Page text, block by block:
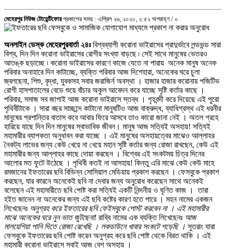
মেহেরপুর নিউজ টোয়েন্টিফোর প্রকাশের সময় : এপ্রিল ২৬, ২০২০, ২:৫২ অপরাহ্ণ / ০
অনলাইন ডেস্ক মেহেরপুরবার্তা ২৪ঃবিশ্বব্যাপী করোনা ভাইরাসের প্রাদুর্ভাবে লন্ডভন্ড সারা
বিশ্ব, দিন দিন করোনা ভাইরাসের রোগীর সংখ্যা বাড়ছে ৷ সেই সাথে মানুষের ভেতরও
আতঙ্ক ছড়াচ্ছে ৷ করোনা ভাইরাসের কারণে কাজে যেতে না পারায় অনেক মানুষ অনেক
পরিবার অনাহারে দিন কাটাচ্ছে, ব্যক্তি পরিবার আজ দিশেহারা, অনেকের ঘরে চুলা
জ্বলছেনা, শিশু, বৃদ্ধা, যুবকসহ সবার জরাজির্ন অবস্থা । হাজার হাজার করোনায় পজিটিভ
রোগী হাসপাতালের বেডে শুয়ে বাঁচার অকুল আবেদন করে যাচ্ছে সৃষ্টি কর্তার কাছে ।
পরিবার, সমাজ সব জাগাই আজ করোনা ভাইরাসে স্তব্ধ । গৃহবন্দী করে দিয়েছে এই পুরো
পৃথিবীটাকে । সারা বছর সাচ্ছন্দে কাটানো মানুষটিও আজ বাক্রুদ্ধ, ব্যাধিগ্রস্থ এই ধরনীর
মানুষের প্রশান্তির বাতাস কবে আবার ফিরে আসবে তাও কারো জানা নেই । অতল গ্রহে
হারিয়ে যাছে দিন দিন মানুষের স্বাভাবিক জীবন। মানুষ আজ সত্যিই অসহায়! সত্যিই
মহামারীর ব্যাপকতা অনুধাবন করা যাচ্ছে । এই মানুষের অসহায়ত্বের মাঝেও আল্লাহর
নৈকট্য লাভের জন্য কেউ খেয়ে না খেয়ে মহান সৃষ্টি কর্তার জন্য রোজা রাখছেন, কেউ এই
মহামারীর জন্য আল্লাহর কাছে দোয়া করছেন । বিশ্বের এই সংকটময় চিত্র দিনের
আলোর মত ফুটে উঠেছে । পৃথিবী কতই না আসহায়! কিন্তু এরি মাঝে কেউ কেউ মাহে
রমজানের ইফতারের ছবি বিভিন্ন সোসিয়াল মেডিয়ায় প্রকাশ করছেন । ফেসবুকে প্রকাশ
করছেন, যার কারনে অনেকেই ছবি না দেবার জন্য অনুরোধ করেছেন সাথে অনেকই
বলেছেন এই মহামারীতে ছবি পোষ্ট করা সত্যিই একটি নিন্দনীয় ও ঘৃণিত কাজ । তারা
হইত জানেন না অনেকের জন্য এই ছবি কষ্টের কারণ হতে পারে । মহন নামের একজন
লিখেছেনঃ অনুগ্রহ করে ইফতারের ছবি ফেইসবুকে পোস্ট করবেন না । এই মহামারীর
মাঝে অনেকের ঘরে নুন ভাত জুটছেনা! রাব্বি নামের এক ব্যক্তি লিখেছেনঃ আজ
মালয়েশিয়া পানি দিতে রোজা রেখেছি । লকডাউনে খাবার সংকটে পড়েছি । সুতরাং যারা
ফেসবুকে ইফতারের ছবি পোষ্ট করেন অনুগ্রহ করে ছবি পোষ্ট থেকে বিরত থাকি । এই
মহামারী করোনা ভাইরাসে সবাই আজ বেশ অসহায় ।